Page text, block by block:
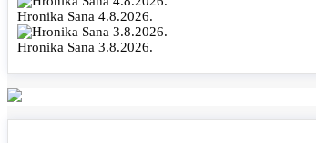
Hronika Sana 4.8.2026.
Hronika Sana 3.8.2026.